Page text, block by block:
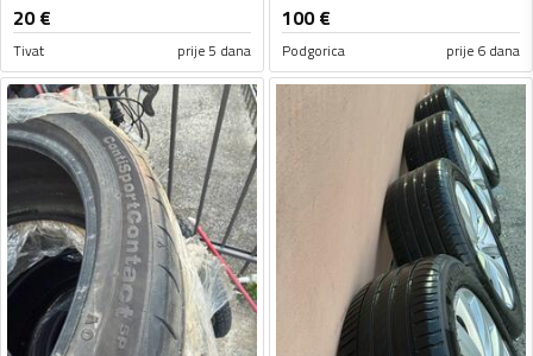
20€
Tivat prije 5 dana
100€
Podgorica prije 6 dana